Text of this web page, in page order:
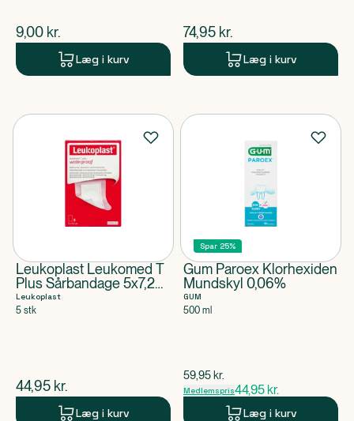
$nuværende pris
9,00 kr.
Læg i kurv
$nuværende pris
74,95 kr.
Læg i kurv
Leukoplast Leukomed T
Plus Sårbandage 5x7,2
cm
Leukoplast
5 stk
$nuværende pris
44,95 kr.
Læg i kurv
Spar 25%
Gum Paroex Klorhexiden
Mundskyl 0,06%
GUM
500 ml
$gammel pris
59,95 kr.
Medlemspris44,95 kr.
Læg i kurv